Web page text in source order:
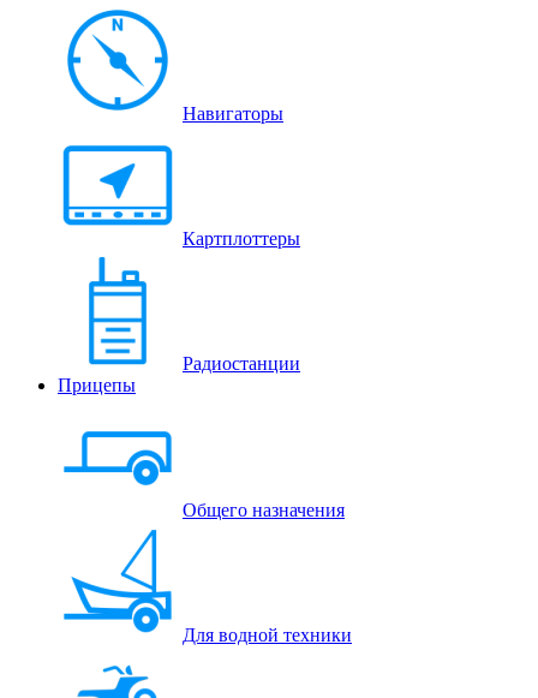
Навигаторы
Картплоттеры
Радиостанции
Прицепы
Общего назначения
Для водной техники